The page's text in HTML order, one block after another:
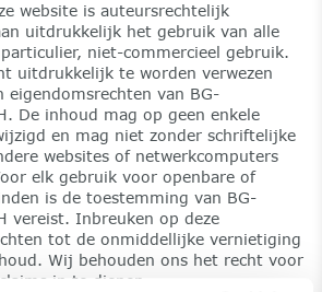
website is auteursrechtelijk
uitdrukkelijk het gebruik van alle
niet-commercieel gebruik.
uitdrukkelijk te worden verwezen
eigendomsrechten van BG-
De inhoud mag op geen enkele
en mag niet zonder schriftelijke
websites of netwerkcomputers
elk gebruik voor openbare of
is de toestemming van BG-
vereist. Inbreuken op deze
tot de onmiddellijke vernietiging
Wij behouden ons het recht voor
in te dienen.